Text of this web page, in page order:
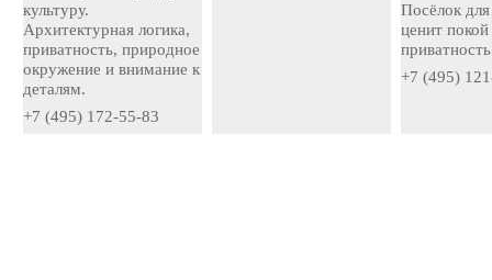
культуру.
Архитектурная логика,
приватность, природное
окружение и внимание к
деталям.
+7 (495) 172-55-83
Посёлок
ценит
приватность
+7 (495)